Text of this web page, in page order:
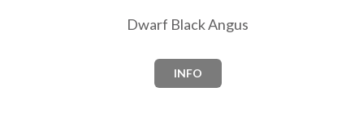
Dwarf Black Angus
INFO